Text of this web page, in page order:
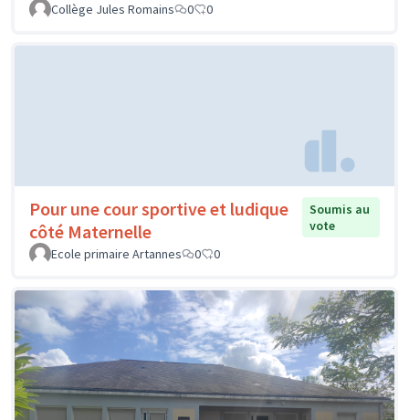
Collège Jules Romains 0 0
Pour une cour sportive et ludique
côté Maternelle
Soumis au
vote
Ecole primaire Artannes
0 0